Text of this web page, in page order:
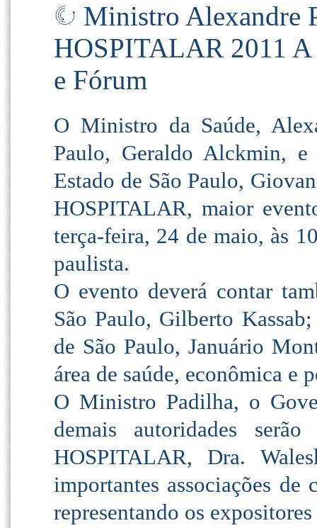
Ministro Alexandre
HOSPITALAR 2011 A
e Fórum
O Ministro da Saúde,
Paulo, Geraldo Alckmin,
Estado de São Paulo,
HOSPITALAR, maior
terça-feira, 24 de maio, às
paulista.
O evento deverá contar
São Paulo, Gilberto
de São Paulo, Januário
área de saúde, econômica e
O Ministro Padilha, o
demais autoridades
HOSPITALAR, Dra.
importantes associações de
representando os